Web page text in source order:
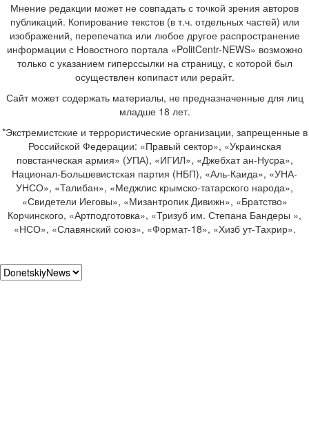
Мнение редакции может не совпадать с точкой зрения авторов
публикаций. Копирование текстов (в т.ч. отдельных частей) или
изображений, перепечатка или любое другое распространение
информации с Новостного портала «PolitCentr-NEWS» возможно
только с указанием гиперссылки на страницу, с которой был
осуществлен копипаст или рерайт.
Сайт может содержать материалы, не предназначенные для лиц
младше 18 лет.
*Экстремистские и террористические организации, запрещенные в
Российской Федерации: «Правый сектор», «Украинская
повстанческая армия» (УПА), «ИГИЛ», «Джебхат ан-Нусра»,
Национал-Большевистская партия (НБП), «Аль-Каида», «УНА-
УНСО», «Талибан», «Меджлис крымско-татарского народа»,
«Свидетели Иеговы», «Мизантропик Дивижн», «Братство»
Корчинского, «Артподготовка», «Тризуб им. Степана Бандеры »,
«НСО», «Славянский союз», «Формат-18», «Хизб ут-Тахрир».